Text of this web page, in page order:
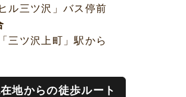
ル三ツ沢」バス停前
三ツ沢上町」駅から
地からの徒歩ルート